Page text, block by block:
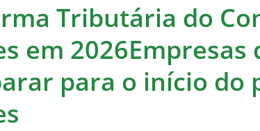
Tributária do
em 2026Empresas
para o início do